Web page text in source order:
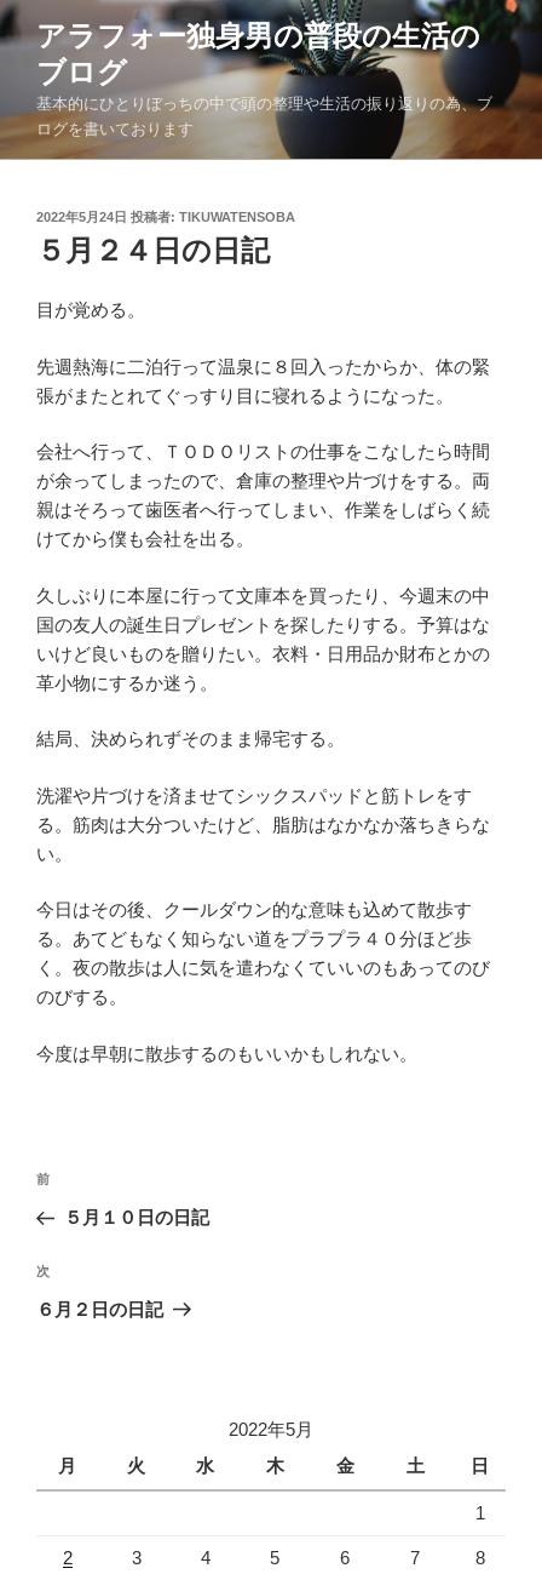
コ
ン
へ
アラフォー独身男の普段の生活の
ブログ
基本的にひとりぼっちの中で頭の整理や生活の振り返りの為、ブ
ログを書いております
投
稿
日:
2022年5月24日 投稿者: TIKUWATENSOBA
５月２４日の日記
目が覚める。
先週熱海に二泊行って温泉に８回入ったからか、体の緊
張がまたとれてぐっすり目に寝れるようになった。
会社へ行って、ＴＯＤＯリストの仕事をこなしたら時間
が余ってしまったので、倉庫の整理や片づけをする。両
親はそろって歯医者へ行ってしまい、作業をしばらく続
けてから僕も会社を出る。
久しぶりに本屋に行って文庫本を買ったり、今週末の中
国の友人の誕生日プレゼントを探したりする。予算はな
いけど良いものを贈りたい。衣料・日用品か財布とかの
革小物にするか迷う。
結局、決められずそのまま帰宅する。
洗濯や片づけを済ませてシックスパッドと筋トレをす
る。筋肉は大分ついたけど、脂肪はなかなか落ちきらな
い。
今日はその後、クールダウン的な意味も込めて散歩す
る。あてどもなく知らない道をプラプラ４０分ほど歩
く。夜の散歩は人に気を遣わなくていいのもあってのび
のびする。
今度は早朝に散歩するのもいいかもしれない。
投
ビ
ゲ
過
去
投
稿
前
５月１０日の日記
次
の
次
６月２日の日記
2022年5月
月
火 水 木 金 土 日
1
2 3 4 5 6 7 8